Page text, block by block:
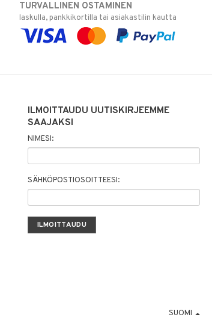
TURVALLINEN OSTAMINEN
laskulla, pankkikortilla tai asiakastilin kautta
ILMOITTAUDU UUTISKIRJEEMME
SAAJAKSI
NIMESI:
SÄHKÖPOSTIOSOITTEESI:
SUOMI